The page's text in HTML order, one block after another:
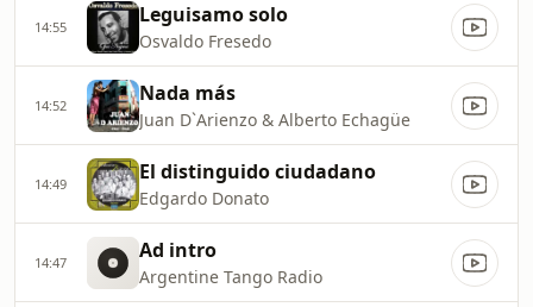
14:55 Leguisamo solo
Osvaldo Fresedo
14:52 Nada más
Juan D`Arienzo & Alberto Echagüe
14:49 El distinguido ciudadano
Edgardo Donato
14:47 Ad intro
Argentine Tango Radio